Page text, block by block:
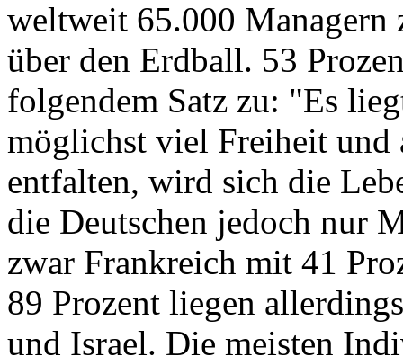
weltweit 65.000 Managern
über den Erdball. 53
folgendem Satz zu: "Es
möglichst viel Freiheit
entfalten, wird sich die
die Deutschen jedoch nur
zwar Frankreich mit 41
89 Prozent liegen
und Israel. Die meisten